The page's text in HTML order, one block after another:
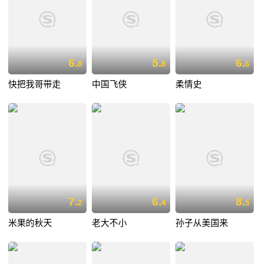
6.8
快把我哥带走
5.8
中国飞侠
6.6
柔情史
7.2
米果的秋天
6.4
老大不小
8.5
孙子从美国来